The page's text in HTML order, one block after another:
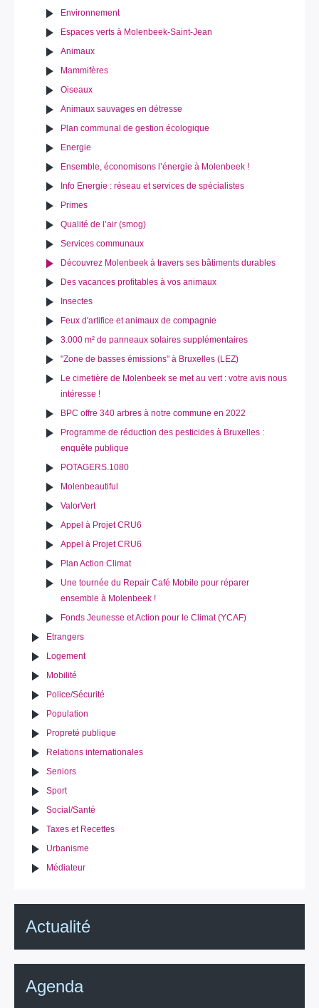
Environnement
Espaces verts à Molenbeek-Saint-Jean
Animaux
Mammifères
Oiseaux
Animaux sauvages en détresse
Plan communal de gestion écologique
Energie
Ensemble, économisons l’énergie à Molenbeek !
Info Energie : réseau et services de spécialistes
Primes
Qualité de l’air (smog)
Services communaux
Découvrez Molenbeek à travers ses bâtiments durables
Des vacances profitables à vos animaux
Insectes
Feux d'artifice et animaux de compagnie
3.000 m² de panneaux solaires supplémentaires
"Zone de basses émissions" à Bruxelles (LEZ)
Le cimetière de Molenbeek se met au vert : votre avis nous
intéresse !
BPC offre 340 arbres à notre commune en 2022
Programme de réduction des pesticides à Bruxelles :
enquête publique
POTAGERS.1080
Molenbeautiful
ValorVert
Appel à Projet CRU6
Appel à Projet CRU6
Plan Action Climat
Une tournée du Repair Café Mobile pour réparer
ensemble à Molenbeek !
Fonds Jeunesse et Action pour le Climat (YCAF)
Etrangers
Logement
Mobilité
Police/Sécurité
Population
Propreté publique
Relations internationales
Seniors
Sport
Social/Santé
Taxes et Recettes
Urbanisme
Médiateur
Actualité
Agenda